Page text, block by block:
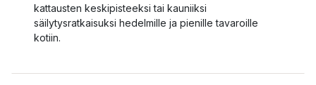
kattausten keskipisteeksi tai kauniiksi
säilytysratkaisuksi hedelmille ja pienille tavaroille
kotiin.